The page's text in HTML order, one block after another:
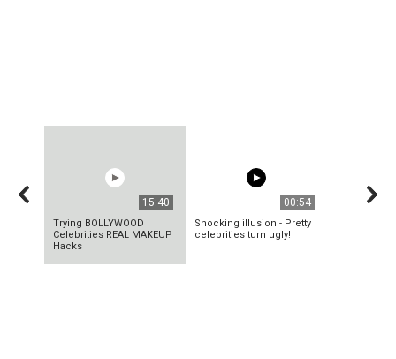
15:40
Trying BOLLYWOOD
Celebrities REAL MAKEUP
Hacks
00:54
Shocking illusion - Pretty
celebrities turn ugly!